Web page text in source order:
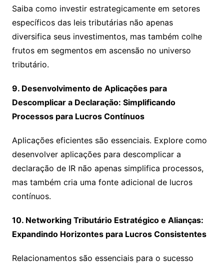
Saiba como investir estrategicamente em setores
específicos das leis tributárias não apenas
diversifica seus investimentos, mas também colhe
frutos em segmentos em ascensão no universo
tributário.
9. Desenvolvimento de Aplicações para
Descomplicar a Declaração: Simplificando
Processos para Lucros Contínuos
Aplicações eficientes são essenciais. Explore como
desenvolver aplicações para descomplicar a
declaração de IR não apenas simplifica processos,
mas também cria uma fonte adicional de lucros
contínuos.
10. Networking Tributário Estratégico e Alianças:
Expandindo Horizontes para Lucros Consistentes
Relacionamentos são essenciais para o sucesso